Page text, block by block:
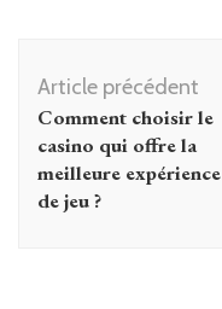
d'article
Article précédent
Comment choisir le
casino qui offre la
meilleure expérience
de jeu ?